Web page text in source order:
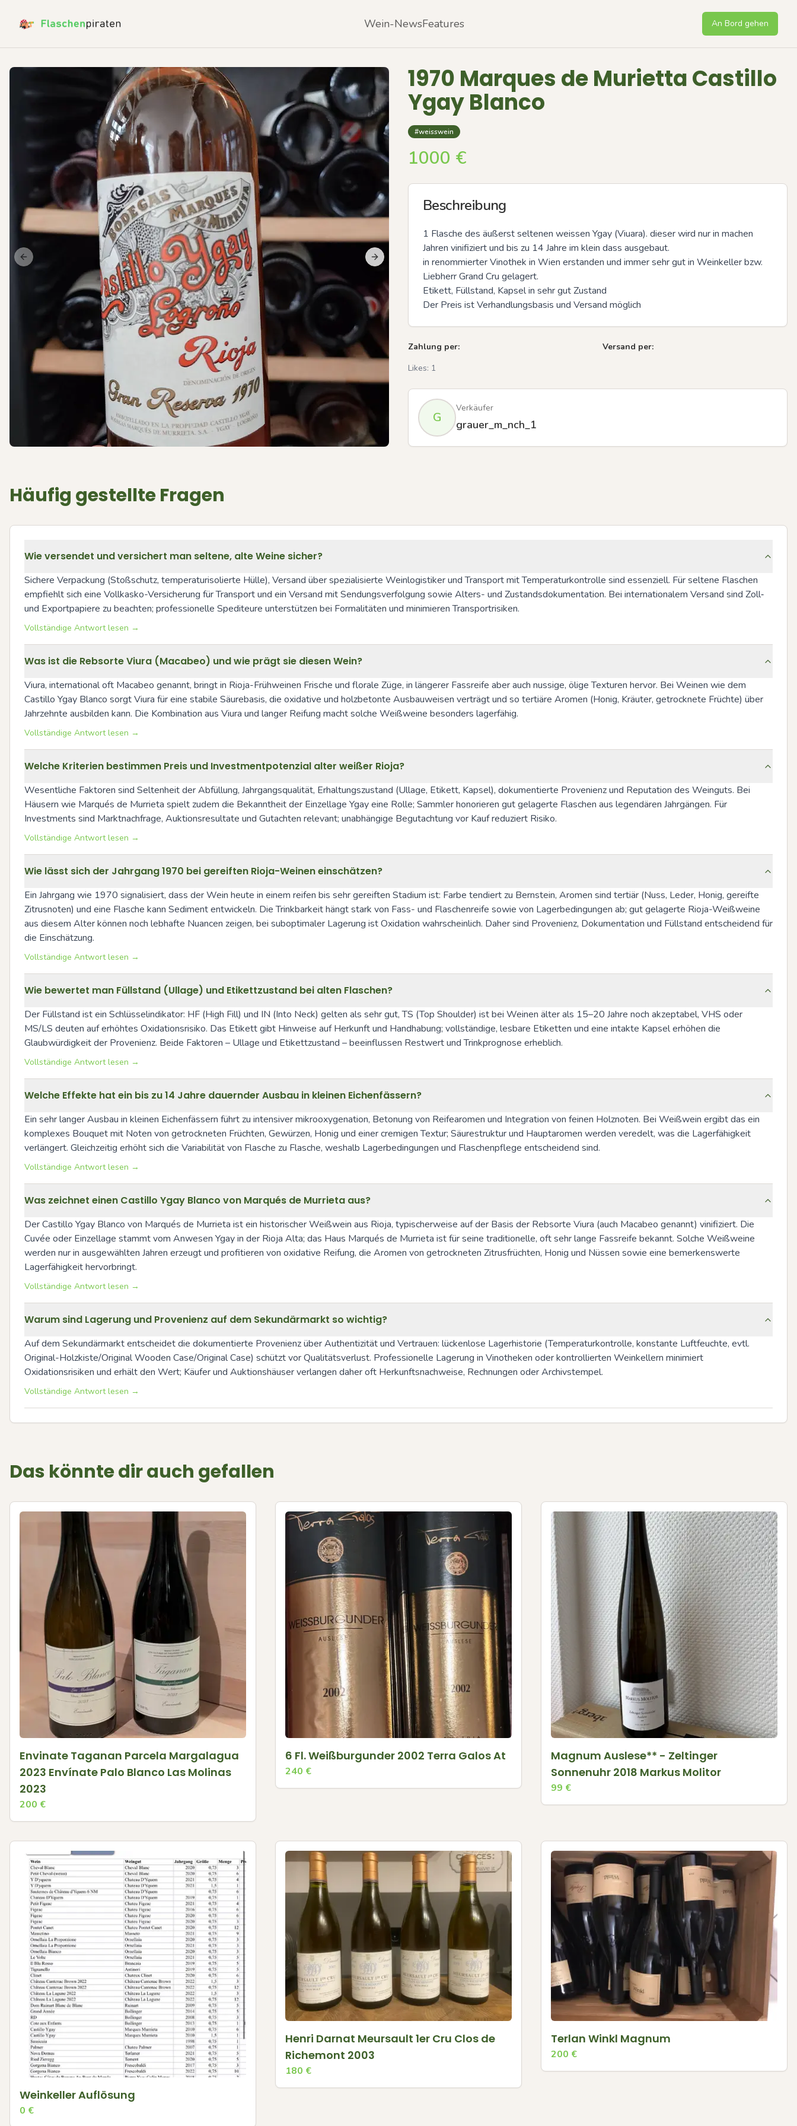
Wein-NewsFeatures An Bord gehen
Previous slide Next slide Previous slide
1970 Marques de Murietta Castillo
Ygay Blanco
#weisswein
1000 €
Beschreibung
1 Flasche des äußerst seltenen weissen Ygay (Viuara). dieser wird nur in machen
Jahren vinifiziert und bis zu 14 Jahre im klein dass ausgebaut.
in renommierter Vinothek in Wien erstanden und immer sehr gut in Weinkeller bzw.
Liebherr Grand Cru gelagert.
Etikett, Füllstand, Kapsel in sehr gut Zustand
Der Preis ist Verhandlungsbasis und Versand möglich
Zahlung per:
Versand per:
Likes: 1
G
Verkäufer
grauer_m_nch_1
Häufig gestellte Fragen
Wie versendet und versichert man seltene, alte Weine sicher?
Sichere Verpackung (Stoßschutz, temperaturisolierte Hülle), Versand über spezialisierte Weinlogistiker und Transport mit Temperaturkontrolle sind essenziell. Für seltene Flaschen
empfiehlt sich eine Vollkasko-Versicherung für Transport und ein Versand mit Sendungsverfolgung sowie Alters- und Zustandsdokumentation. Bei internationalem Versand sind Zoll‑
und Exportpapiere zu beachten; professionelle Spediteure unterstützen bei Formalitäten und minimieren Transportrisiken.
Vollständige Antwort lesen →
Was ist die Rebsorte Viura (Macabeo) und wie prägt sie diesen Wein?
Viura, international oft Macabeo genannt, bringt in Rioja-Frühweinen Frische und florale Züge, in längerer Fassreife aber auch nussige, ölige Texturen hervor. Bei Weinen wie dem
Castillo Ygay Blanco sorgt Viura für eine stabile Säurebasis, die oxidative und holzbetonte Ausbauweisen verträgt und so tertiäre Aromen (Honig, Kräuter, getrocknete Früchte) über
Jahrzehnte ausbilden kann. Die Kombination aus Viura und langer Reifung macht solche Weißweine besonders lagerfähig.
Vollständige Antwort lesen →
Welche Kriterien bestimmen Preis und Investmentpotenzial alter weißer Rioja?
Wesentliche Faktoren sind Seltenheit der Abfüllung, Jahrgangsqualität, Erhaltungszustand (Ullage, Etikett, Kapsel), dokumentierte Provenienz und Reputation des Weinguts. Bei
Häusern wie Marqués de Murrieta spielt zudem die Bekanntheit der Einzellage Ygay eine Rolle; Sammler honorieren gut gelagerte Flaschen aus legendären Jahrgängen. Für
Investments sind Marktnachfrage, Auktionsresultate und Gutachten relevant; unabhängige Begutachtung vor Kauf reduziert Risiko.
Vollständige Antwort lesen →
Wie lässt sich der Jahrgang 1970 bei gereiften Rioja-Weinen einschätzen?
Ein Jahrgang wie 1970 signalisiert, dass der Wein heute in einem reifen bis sehr gereiften Stadium ist: Farbe tendiert zu Bernstein, Aromen sind tertiär (Nuss, Leder, Honig, gereifte
Zitrusnoten) und eine Flasche kann Sediment entwickeln. Die Trinkbarkeit hängt stark von Fass- und Flaschenreife sowie von Lagerbedingungen ab; gut gelagerte Rioja-Weißweine
aus diesem Alter können noch lebhafte Nuancen zeigen, bei suboptimaler Lagerung ist Oxidation wahrscheinlich. Daher sind Provenienz, Dokumentation und Füllstand entscheidend für
die Einschätzung.
Vollständige Antwort lesen →
Wie bewertet man Füllstand (Ullage) und Etikettzustand bei alten Flaschen?
Der Füllstand ist ein Schlüsselindikator: HF (High Fill) und IN (Into Neck) gelten als sehr gut, TS (Top Shoulder) ist bei Weinen älter als 15–20 Jahre noch akzeptabel, VHS oder
MS/LS deuten auf erhöhtes Oxidationsrisiko. Das Etikett gibt Hinweise auf Herkunft und Handhabung; vollständige, lesbare Etiketten und eine intakte Kapsel erhöhen die
Glaubwürdigkeit der Provenienz. Beide Faktoren – Ullage und Etikettzustand – beeinflussen Restwert und Trinkprognose erheblich.
Vollständige Antwort lesen →
Welche Effekte hat ein bis zu 14 Jahre dauernder Ausbau in kleinen Eichenfässern?
Ein sehr langer Ausbau in kleinen Eichenfässern führt zu intensiver mikrooxygenation, Betonung von Reifearomen und Integration von feinen Holznoten. Bei Weißwein ergibt das ein
komplexes Bouquet mit Noten von getrockneten Früchten, Gewürzen, Honig und einer cremigen Textur; Säurestruktur und Hauptaromen werden veredelt, was die Lagerfähigkeit
verlängert. Gleichzeitig erhöht sich die Variabilität von Flasche zu Flasche, weshalb Lagerbedingungen und Flaschenpflege entscheidend sind.
Vollständige Antwort lesen →
Was zeichnet einen Castillo Ygay Blanco von Marqués de Murrieta aus?
Der Castillo Ygay Blanco von Marqués de Murrieta ist ein historischer Weißwein aus Rioja, typischerweise auf der Basis der Rebsorte Viura (auch Macabeo genannt) vinifiziert. Die
Cuvée oder Einzellage stammt vom Anwesen Ygay in der Rioja Alta; das Haus Marqués de Murrieta ist für seine traditionelle, oft sehr lange Fassreife bekannt. Solche Weißweine
werden nur in ausgewählten Jahren erzeugt und profitieren von oxidative Reifung, die Aromen von getrockneten Zitrusfrüchten, Honig und Nüssen sowie eine bemerkenswerte
Lagerfähigkeit hervorbringt.
Vollständige Antwort lesen →
Warum sind Lagerung und Provenienz auf dem Sekundärmarkt so wichtig?
Auf dem Sekundärmarkt entscheidet die dokumentierte Provenienz über Authentizität und Vertrauen: lückenlose Lagerhistorie (Temperaturkontrolle, konstante Luftfeuchte, evtl.
Original-Holzkiste/Original Wooden Case/Original Case) schützt vor Qualitätsverlust. Professionelle Lagerung in Vinotheken oder kontrollierten Weinkellern minimiert
Oxidationsrisiken und erhält den Wert; Käufer und Auktionshäuser verlangen daher oft Herkunftsnachweise, Rechnungen oder Archivstempel.
Vollständige Antwort lesen →
Das könnte dir auch gefallen
Envinate Taganan Parcela Margalagua
2023 Envínate Palo Blanco Las Molinas
2023
200 €
6 Fl. Weißburgunder 2002 Terra Galos At
240 €
Magnum Auslese** - Zeltinger
Sonnenuhr 2018 Markus Molitor
99 €
Weinkeller Auflösung
0 €
Henri Darnat Meursault 1er Cru Clos de
Richemont 2003
180 €
Terlan Winkl Magnum
200 €